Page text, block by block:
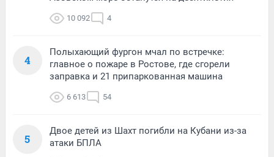
10 092 4
4
Полыхающий фургон мчал по встречке:
главное о пожаре в Ростове, где сгорели
заправка и 21 припаркованная машина
6 613 54
5
Двое детей из Шахт погибли на Кубани из-за
атаки БПЛА